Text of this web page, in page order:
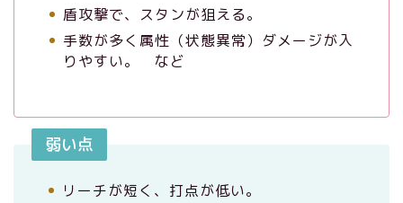
盾攻撃で、スタンが狙える。
手数が多く属性（状態異常）ダメージが入
りやすい。 など
弱い点
リーチが短く、打点が低い。